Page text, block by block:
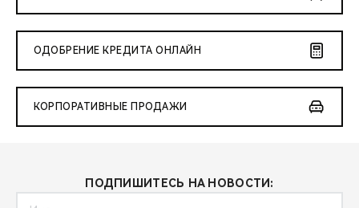
ОДОБРЕНИЕ КРЕДИТА ОНЛАЙН
КОРПОРАТИВНЫЕ ПРОДАЖИ
ПОДПИШИТЕСЬ НА НОВОСТИ: